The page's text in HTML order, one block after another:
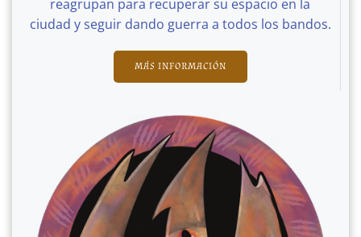
reagrupan para recuperar su espacio en la
ciudad y seguir dando guerra a todos los bandos.
MÁS INFORMACIÓN